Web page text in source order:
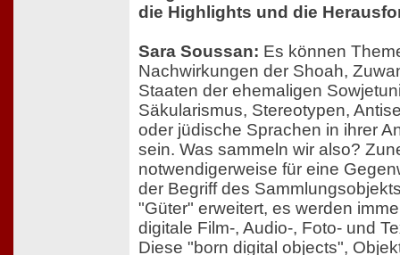
die Highlights und die
Sara Soussan: Es können
Nachwirkungen der Shoah,
Staaten der ehemaligen
Säkularismus, Stereotypen,
oder jüdische Sprachen in ihrer
sein. Was sammeln wir also?
notwendigerweise für eine
der Begriff des
"Güter" erweitert, es werden
digitale Film-, Audio-, Foto- und
Diese "born digital objects",